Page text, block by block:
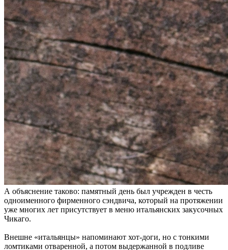
А объяснение таково: памятный день был учрежден в честь
одноименного фирменного сэндвича, который на протяжении
уже многих лет присутствует в меню итальянских закусочных
Чикаго.
Внешне «итальянцы» напоминают хот-доги, но с тонкими
ломтиками отваренной, а потом выдержанной в подливе